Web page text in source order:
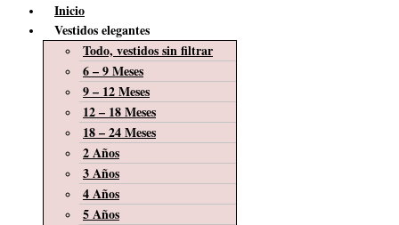
Inicio
Vestidos elegantes
Todo, vestidos sin filtrar
6 – 9 Meses
9 – 12 Meses
12 – 18 Meses
18 – 24 Meses
2 Años
3 Años
4 Años
5 Años